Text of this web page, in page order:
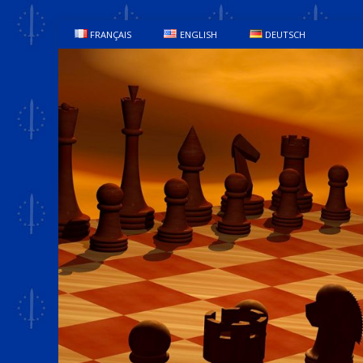
FRANÇAIS ENGLISH DEUTSCH